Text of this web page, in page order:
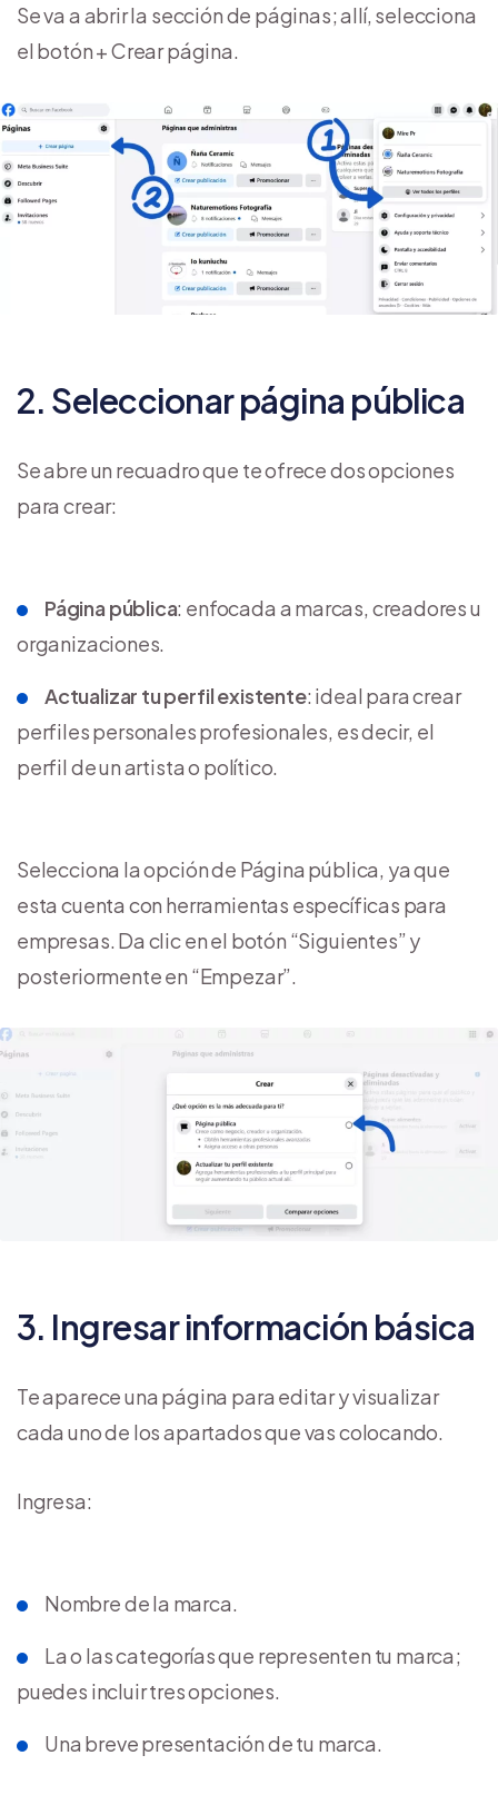
Se va a abrir la sección de páginas; allí, selecciona
el botón + Crear página.
2. Seleccionar página pública
Se abre un recuadro que te ofrece dos opciones
para crear:
Página pública: enfocada a marcas, creadores u
organizaciones.
Actualizar tu perfil existente: ideal para crear
perfiles personales profesionales, es decir, el
perfil de un artista o político.
Selecciona la opción de Página pública, ya que
esta cuenta con herramientas específicas para
empresas. Da clic en el botón “Siguientes” y
posteriormente en “Empezar”.
3. Ingresar información básica
Te aparece una página para editar y visualizar
cada uno de los apartados que vas colocando.
Ingresa:
Nombre de la marca.
La o las categorías que representen tu marca;
puedes incluir tres opciones.
Una breve presentación de tu marca.